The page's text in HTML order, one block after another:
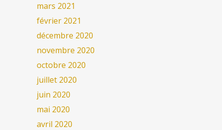
mars 2021
février 2021
décembre 2020
novembre 2020
octobre 2020
juillet 2020
juin 2020
mai 2020
avril 2020